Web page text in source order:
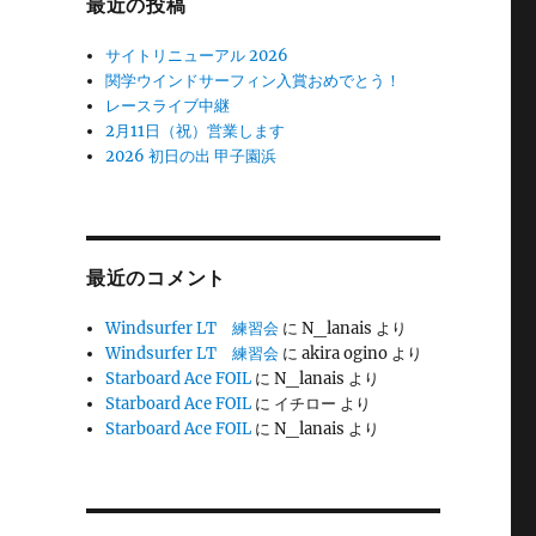
最近の投稿
サイトリニューアル 2026
関学ウインドサーフィン入賞おめでとう！
レースライブ中継
2月11日（祝）営業します
2026 初日の出 甲子園浜
最近のコメント
Windsurfer LT 練習会 にN_lanais より
Windsurfer LT 練習会 にakira ogino より
Starboard Ace FOIL にN_lanais より
Starboard Ace FOIL に イチロー より
Starboard Ace FOIL にN_lanais より